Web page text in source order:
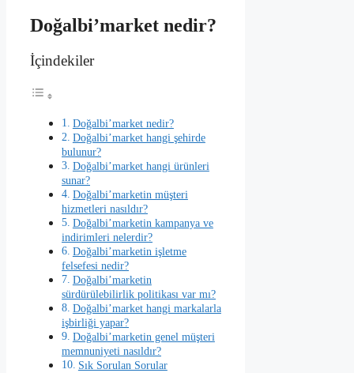
Doğalbi’market nedir?
İçindekiler
Doğalbi’market nedir?
Doğalbi’market hangi şehirde
bulunur?
Doğalbi’market hangi ürünleri
sunar?
Doğalbi’marketin müşteri
hizmetleri nasıldır?
Doğalbi’marketin kampanya ve
indirimleri nelerdir?
Doğalbi’marketin işletme
felsefesi nedir?
Doğalbi’marketin
sürdürülebilirlik politikası var mı?
Doğalbi’market hangi markalarla
işbirliği yapar?
Doğalbi’marketin genel müşteri
memnuniyeti nasıldır?
Sık Sorulan Sorular